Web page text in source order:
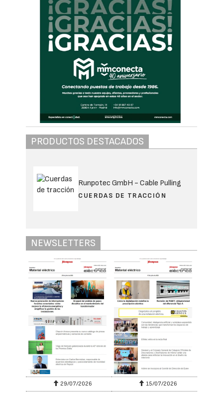
PRODUCTOS DESTACADOS
Runpotec GmbH - Cable Pulling
CUERDAS DE TRACCIÓN
NEWSLETTERS
29/07/2026 15/07/2026